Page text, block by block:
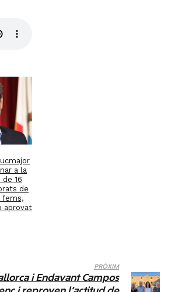
a la
16
de
fems,
aprovat
PRÒXIM
i Endavant Campos